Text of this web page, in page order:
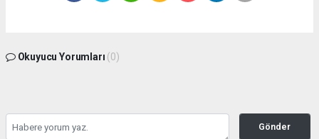
Okuyucu Yorumları (0)
Gönder